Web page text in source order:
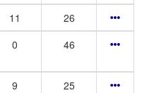
11
26
0 46
9
25